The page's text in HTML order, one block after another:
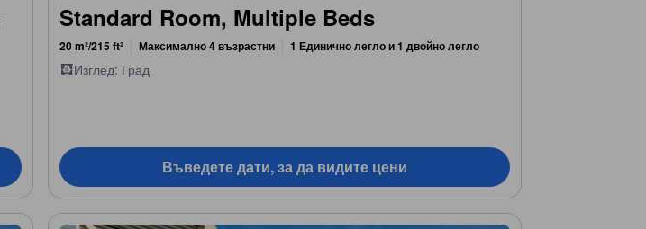
Standard Room, Multiple Beds
20 m²/215 ft² Максимално 4 възрастни 1 Единично легло и 1 двойно легло
Изглед: Град
Въведете дати, за да видите цени